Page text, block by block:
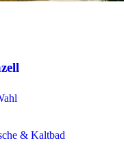
& Kaltbad